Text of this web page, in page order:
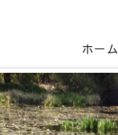
ホーム